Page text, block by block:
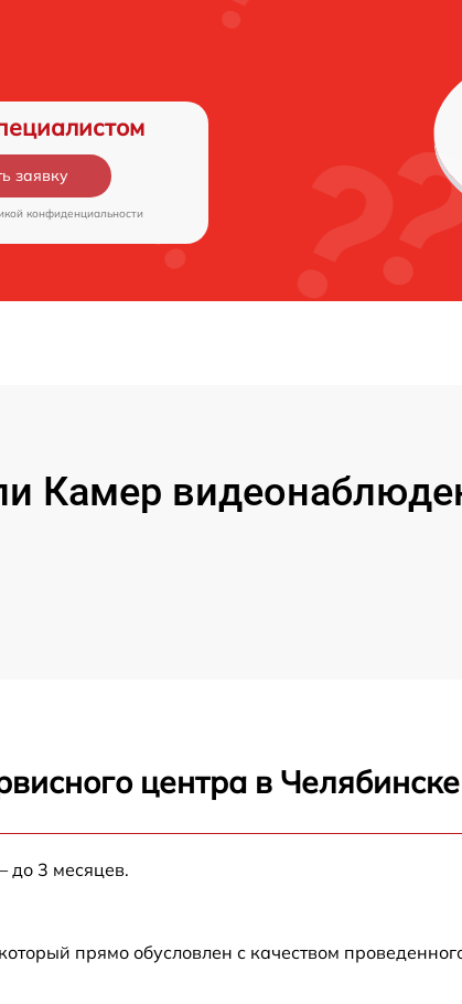
заявку
конфиденциальности
Камер
центра в Челябинске
до 3 месяцев.
прямо обусловлен с качеством